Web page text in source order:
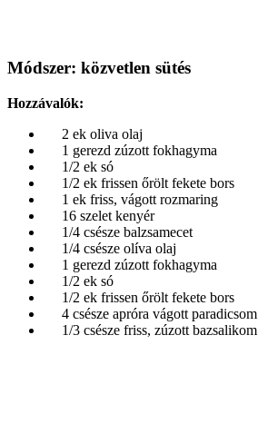
Módszer: közvetlen sütés
Hozzávalók:
2 ek oliva olaj
1 gerezd zúzott fokhagyma
1/2 ek só
1/2 ek frissen őrölt fekete bors
1 ek friss, vágott rozmaring
16 szelet kenyér
1/4 csésze balzsamecet
1/4 csésze olíva olaj
1 gerezd zúzott fokhagyma
1/2 ek só
1/2 ek frissen őrölt fekete bors
4 csésze apróra vágott paradicsom
1/3 csésze friss, zúzott bazsalikom